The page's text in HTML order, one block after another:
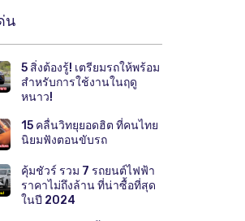
น
5 สิ่งต้องรู้! เตรียมรถให้พร้อม
สำหรับการใช้งานในฤดู
หนาว!
15 คลื่นวิทยุยอดฮิต ที่คนไทย
นิยมฟังตอนขับรถ
คุ้มชัวร์ รวม 7 รถยนต์ไฟฟ้า
ราคาไม่ถึงล้าน ที่น่าซื้อที่สุด
ในปี 2024